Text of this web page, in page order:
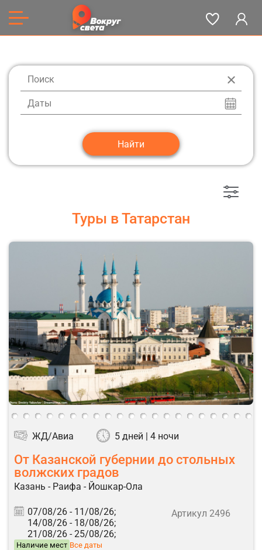
Даты
Туры в Татарстан
ЖД/Авиа 5 дней | 4 ночи
От Казанской губернии до стольных
волжских градов
Казань - Раифа - Йошкар-Ола
07/08/26 - 11/08/26;
14/08/26 - 18/08/26;
21/08/26 - 25/08/26;
Наличие мест Все даты
Артикул 2496